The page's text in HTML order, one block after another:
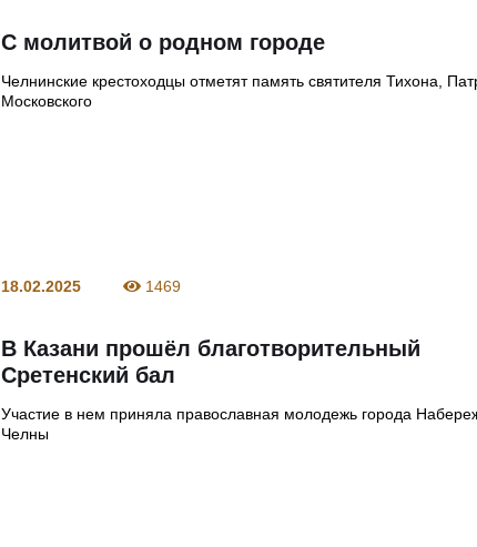
С молитвой о родном городе
Челнинские крестоходцы отметят память святителя Тихона,
Московского
18.02.2025 1469
В Казани прошёл благотворительный
Сретенский бал
Участие в нем приняла православная молодежь города
Челны